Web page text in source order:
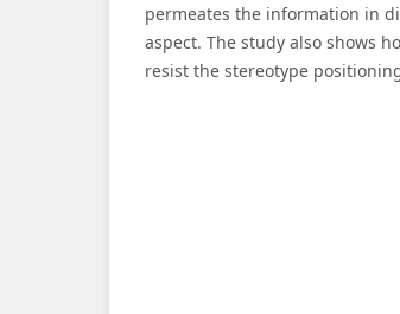
permeates the information in
aspect. The study also shows
resist the stereotype